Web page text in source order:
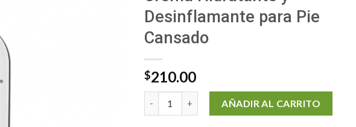
Desinflamante para Pie
Cansado
$210.00
Crema Hidratante y Desinflamante para Pie
AÑADIR AL CARRITO